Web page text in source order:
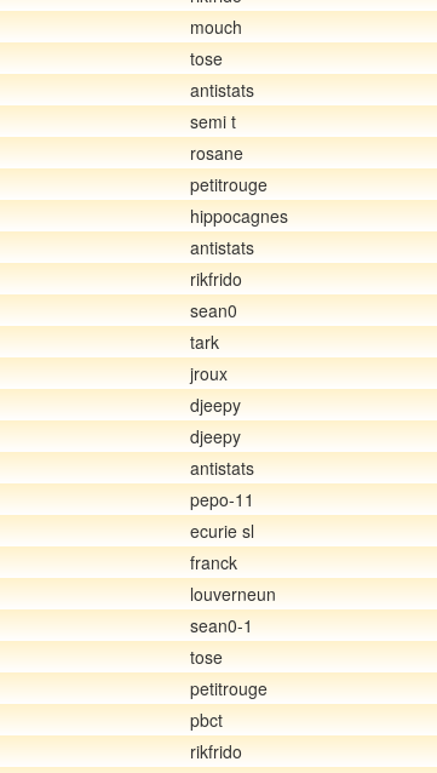
mouch
tose
antistats
semi t
rosane
petitrouge
hippocagnes
antistats
rikfrido
sean0
tark
jroux
djeepy
djeepy
antistats
pepo-11
ecurie sl
franck
louverneun
sean0-1
tose
petitrouge
pbct
rikfrido